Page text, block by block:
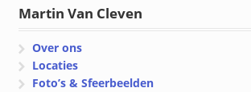
Martin Van Cleven
Over ons
Locaties
Foto’s & Sfeerbeelden